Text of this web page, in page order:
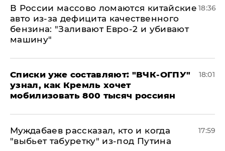
В России массово ломаются китайские
авто из-за дефицита качественного
бензина: "Заливают Евро-2 и убивают
машину"
18:36
Списки уже составляют: "ВЧК-ОГПУ"
узнал, как Кремль хочет
мобилизовать 800 тысяч россиян
18:01
Муждабаев рассказал, кто и когда
"выбьет табуретку" из-под Путина
17:59